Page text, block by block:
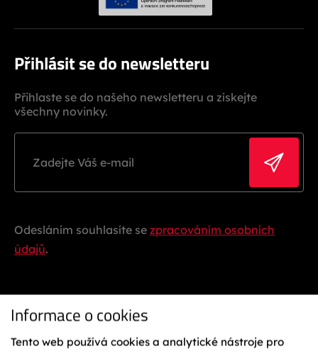
Přihlásit se do newsletteru
Přihlaste se do našeho newsletteru a získejte
všechny novinky.
Odesláním souhlasíte se zpracováním osobních
údajů.
Informace o cookies
Tento web používá cookies a analytické nástroje pro